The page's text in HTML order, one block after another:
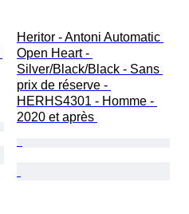
Heritor - Antoni Automatic
Open Heart -
Silver/Black/Black - Sans
prix de réserve -
HERHS4301 - Homme -
2020 et après